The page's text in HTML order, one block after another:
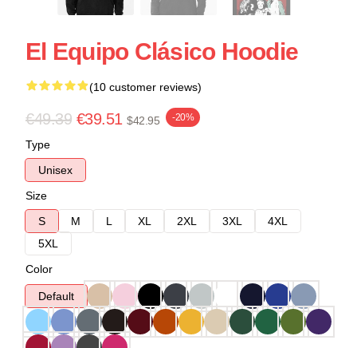
El Equipo Clásico Hoodie
(10 customer reviews)
€49.39 €39.51 $42.95 -20%
Type
Unisex
Size
S
M L XL 2XL 3XL
4XL
5XL
Color
Default